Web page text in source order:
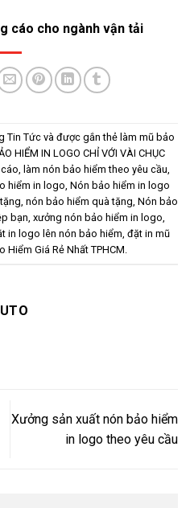
cáo cho ngành vận tải
Tin Tứcvà được gắn thẻ làm mũ bảo
HIỂM IN LOGO CHỈ VỚI VÀI CHỤC
làm nón bảo hiểm theo yêu cầu
hiểm in logo Nón bảo hiểm in logo
nón bảo hiểm quà tặng Nón bảo
bạn xưởng nón bảo hiểm in logo
in logo lên nón bảo hiểm đặt in mũ
Hiểm Giá Rẻ Nhất TPHCM
Xưởng sản xuất nón bảo hiểm
in logo theo yêu cầu